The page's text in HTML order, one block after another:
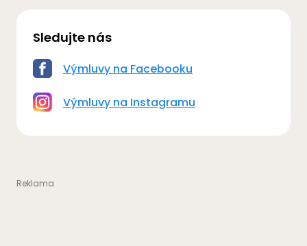
Sledujte nás
Výmluvy na Facebooku
Výmluvy na Instagramu